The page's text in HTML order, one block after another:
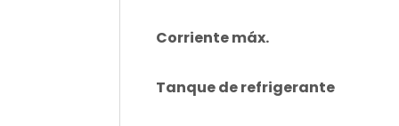
Corriente máx.
Tanque de refrigerante